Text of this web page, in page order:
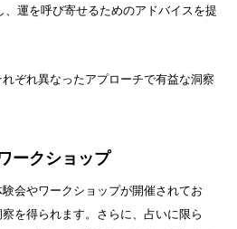
、運を呼び寄せるためのアドバイスを提
ぞれ異なったアプローチで有益な洞察
ークショップ
会やワークショップが開催されてお
を得られます。さらに、占いに限ら